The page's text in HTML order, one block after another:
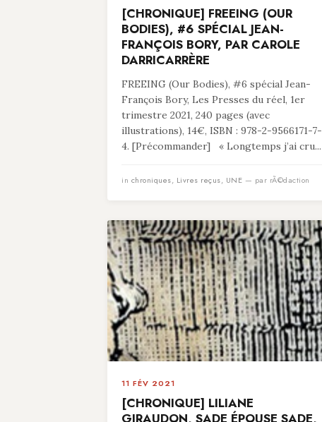
[CHRONIQUE] FREEING (OUR
BODIES), #6 SPÉCIAL JEAN-
FRANÇOIS BORY, PAR CAROLE
DARRICARRÈRE
FREEING (Our Bodies), #6 spécial Jean-
François Bory, Les Presses du réel, 1er
trimestre 2021, 240 pages (avec
illustrations), 14€, ISBN : 978-2-9566171-7-
4. [Précommander] « Longtemps j’ai cru...
in chroniques, Livres reçus, UNE — par rÃ©daction
11 FÉV 2021
[CHRONIQUE] LILIANE
GIRAUDON, SADE ÉPOUSE SADE,